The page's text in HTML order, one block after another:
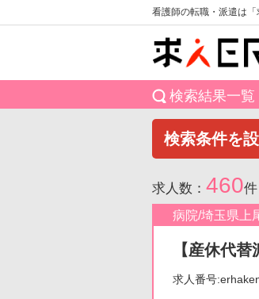
看護師の転職・派遣は
検索結果一覧
検索条件を
求人数： 460件
病院/埼玉県上
【産休代
求人番号